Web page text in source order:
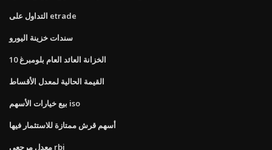
التداول على etrade
سندات خزينة اليورو
10 الخزانة العائد العام بلومبرغ
القيمة الحالية لمعدل الأقساط
بيع خيارات الأسهم iso
أسهم قرش ممتازة للاستثمار فيها
معدل مرجعي rbi